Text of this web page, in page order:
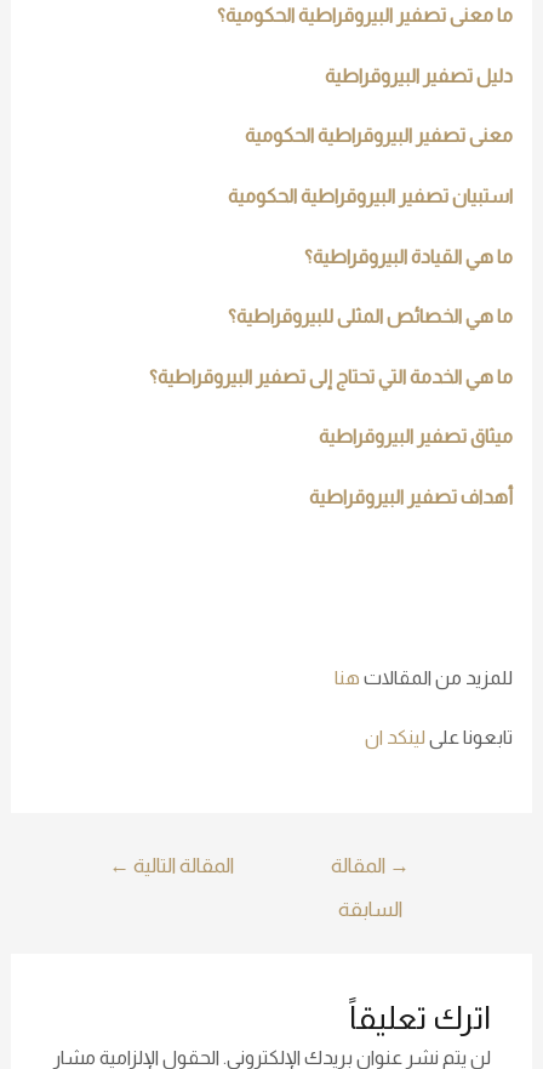
ما معنى تصفير البيروقراطية الحكومية؟
دليل تصفير البيروقراطية
معنى تصفير البيروقراطية الحكومية
استبيان تصفير البيروقراطية الحكومية
ما هي القيادة البيروقراطية؟
ما هي الخصائص المثلى للبيروقراطية؟
ما هي الخدمة التي تحتاج إلى تصفير البيروقراطية؟
ميثاق تصفير البيروقراطية
أهداف تصفير البيروقراطية
للمزيد من المقالات هنا
تابعونا علىلينكد ان
→ المقالة
السابقة
المقالة التالية ←
اترك تعليقاً
لن يتم نشر عنوان بريدك الإلكتروني. الحقول الإلزامية مشار